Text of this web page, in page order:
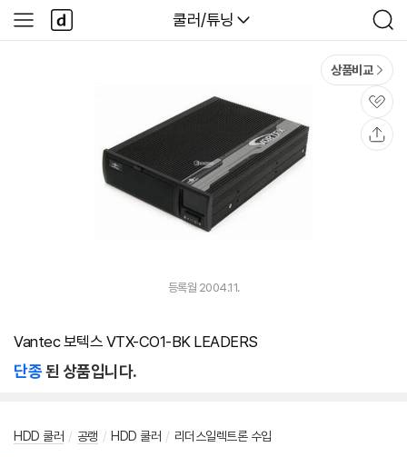
다나와
쿨러/튜닝
검
색
사
이
다
나
와
상품비교
관
심
등록월 2004.11.
Vantec 보텍스 VTX-CO1-BK LEADERS
단종된 상품입니다.
HDD 쿨러 / 공랭 / HDD 쿨러 / 리더스일렉트론 수입